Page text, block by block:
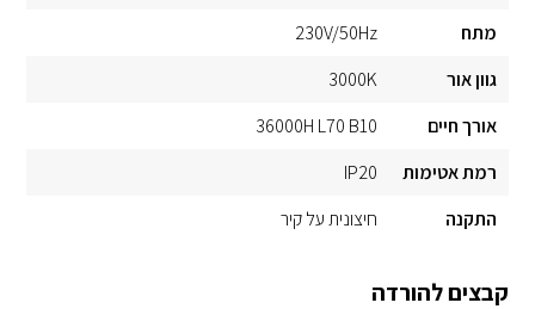
מתח
230V/50Hz
גוון אור
3000K
אורך חיים
36000H L70 B10
רמת אטימות
IP20
התקנה
חיצונית על קיר
קבצים להורדה